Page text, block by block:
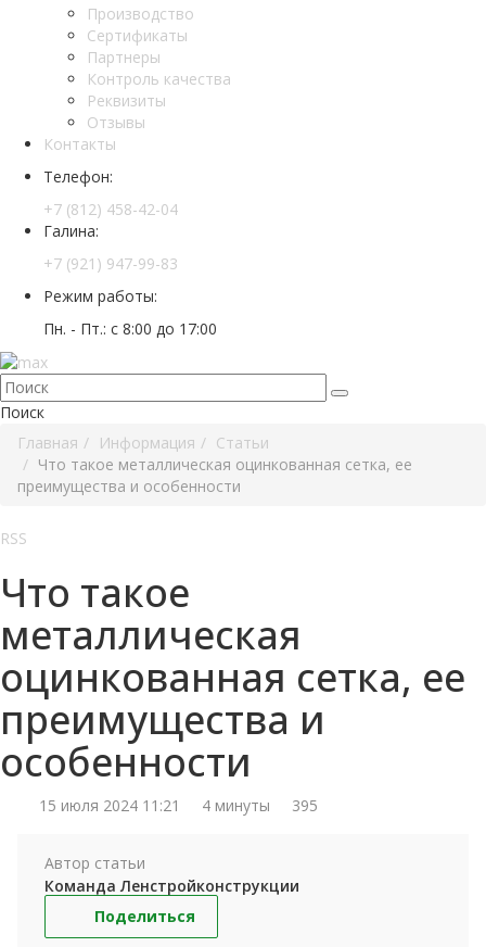
Производство
Сертификаты
Партнеры
Контроль качества
Реквизиты
Отзывы
Контакты
Телефон:
+7 (812) 458-42-04
Галина:
+7 (921) 947-99-83
Режим работы:
Пн. - Пт.: с 8:00 до 17:00
Поиск
Главная
Информация
Статьи
Что такое металлическая оцинкованная сетка, ее
преимущества и особенности
RSS
Что такое
металлическая
оцинкованная сетка, ее
преимущества и
особенности
15 июля 2024 11:21 4 минуты 395
Автор статьи
Команда Ленстройконструкции
Поделиться